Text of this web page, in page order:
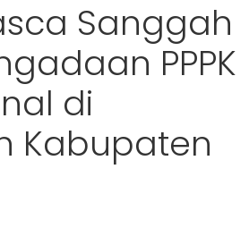
Sanggah
PPPK
di
Kabupaten